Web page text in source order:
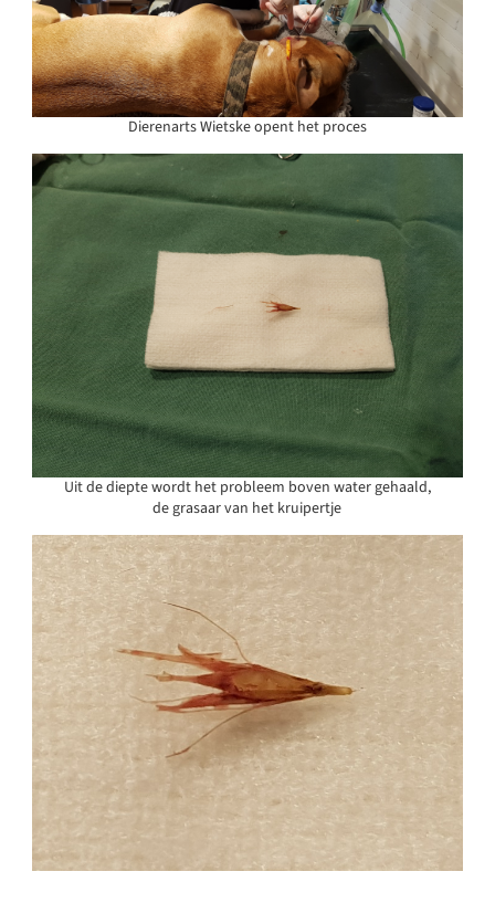
Dierenarts Wietske opent het proces
Uit de diepte wordt het probleem boven water gehaald,
de grasaar van het kruipertje